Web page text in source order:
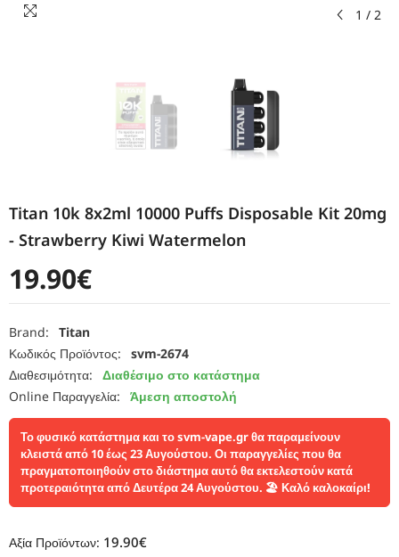
1 / 2
Titan 10k 8x2ml 10000 Puffs Disposable Kit 20mg
- Strawberry Kiwi Watermelon
19.90€
Brand:
Titan
Κωδικός Προϊόντος:
svm-2674
Διαθεσιμότητα:
Διαθέσιμο στο κατάστημα
Online Παραγγελία:
Άμεση αποστολή
Το φυσικό κατάστημα και το svm-vape.gr θα παραμείνουν
κλειστά από 10 έως 23 Αυγούστου. Οι παραγγελίες που θα
πραγματοποιηθούν στο διάστημα αυτό θα εκτελεστούν κατά
προτεραιότητα από Δευτέρα 24 Αυγούστου. 🏖️ Καλό καλοκαίρι!
Αξία Προϊόντων: 19.90€